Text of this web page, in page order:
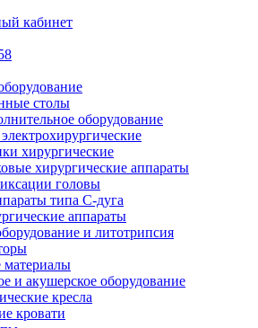
кабинет
столы
оборудование
хирургические
хирургические аппараты
головы
типа С-дуга
аппараты
и литотрипсия
материалы
и акушерское оборудование
кресла
кровати